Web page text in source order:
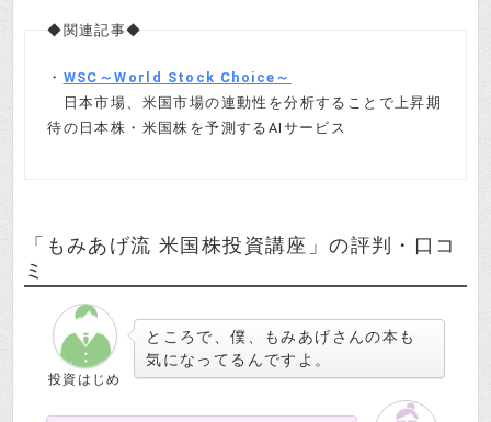
◆関連記事◆
・ WSC～World Stock Choice～
日本市場、米国市場の連動性を分析することで上昇期
待の日本株・米国株を予測するAIサービス
「もみあげ流 米国株投資講座」の評判・口コ
ミ
投資はじめ
ところで、僕、もみあげさんの本も
気になってるんですよ。